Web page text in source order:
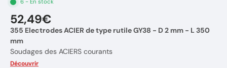
6 - En stock
52,49€
355 Electrodes ACIER de type rutile GY38 - D 2 mm - L 350
mm
Soudages des ACIERS courants
Diamètre d'électrode: 2 mm
Découvrir